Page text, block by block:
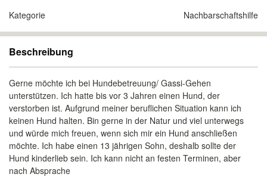
Kategorie Nachbarschaftshilfe
Beschreibung
Gerne möchte ich bei Hundebetreuung/ Gassi-Gehen
unterstützen. Ich hatte bis vor 3 Jahren einen Hund, der
verstorben ist. Aufgrund meiner beruflichen Situation kann ich
keinen Hund halten. Bin gerne in der Natur und viel unterwegs
und würde mich freuen, wenn sich mir ein Hund anschließen
möchte. Ich habe einen 13 jährigen Sohn, deshalb sollte der
Hund kinderlieb sein. Ich kann nicht an festen Terminen, aber
nach Absprache